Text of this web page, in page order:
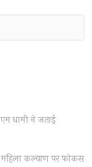
धामी ने जताई
महिला कल्याण पर फोकस